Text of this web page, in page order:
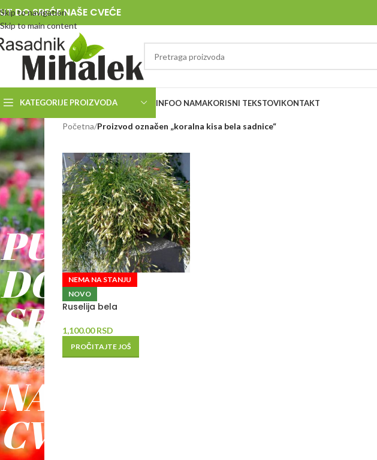
Skip to navigation
Skip to main content
DO SREĆE NAŠE CVEĆE
KATEGORIJE PROIZVODA INFOO NAMAKORISNI TEKSTOVIKONTAKT
RASADNIK
MIHALEK
PUT
DO
SREĆE
-
NAŠE
CVEĆE
Početna/Proizvod označen „koralna kisa bela sadnice“
NEMA NA STANJU
NOVO
Ruselija bela
1,100.00RSD
PROČITAJTE JOŠ